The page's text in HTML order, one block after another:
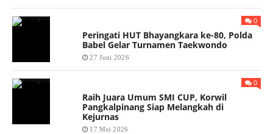
0
Peringati HUT Bhayangkara ke-80, Polda
Babel Gelar Turnamen Taekwondo
27 Juni 2026
0
Raih Juara Umum SMI CUP, Korwil
Pangkalpinang Siap Melangkah di
Kejurnas
17 Mei 2026